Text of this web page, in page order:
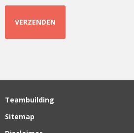
Teambuilding
Sitemap